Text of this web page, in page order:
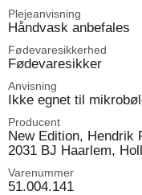
Plejeanvisning
Håndvask anbefales
Fødevaresikkerhed
Fødevaresikker
Anvisning
Ikke egnet til
Producent
New Edition, Hendrik
2031 BJ Haarlem,
Varenummer
51.004.141